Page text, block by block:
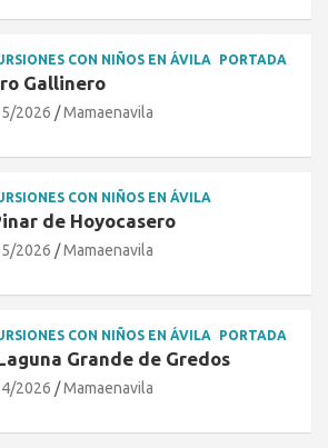
CON NIÑOS EN ÁVILA PORTADA
Gallinero
2026 Mamaenavila
CON NIÑOS EN ÁVILA
de Hoyocasero
2026 Mamaenavila
CON NIÑOS EN ÁVILA PORTADA
Grande de Gredos
2026 Mamaenavila